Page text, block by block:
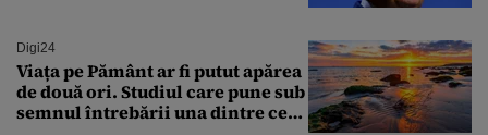
Digi24
Viața pe Pământ ar fi putut apărea
de două ori. Studiul care pune sub
semnul întrebării una dintre cele